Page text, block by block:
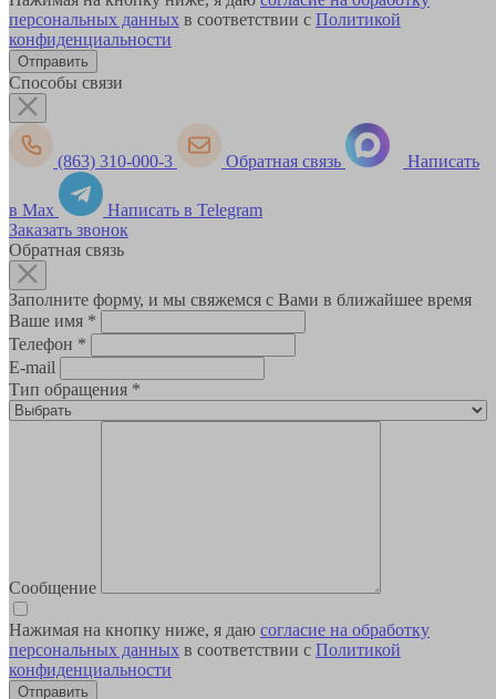
персональных данных в соответствии с Политикой
конфиденциальности
Способы связи
(863) 310-000-3 Обратная связь Написать
в Max
Написать в Telegram
Заказать звонок
Обратная связь
Заполните форму, и мы свяжемся с Вами в ближайшее время
Ваше имя *
Телефон *
E-mail
Тип обращения *
Сообщение
Нажимая на кнопку ниже, я даю согласие на обработку
персональных данных в соответствии с Политикой
конфиденциальности